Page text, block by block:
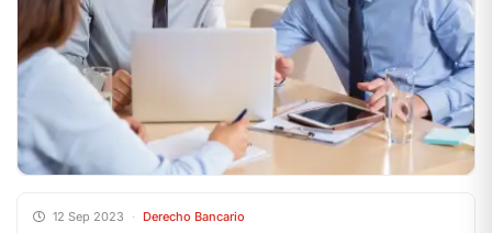
12 Sep 2023 · Derecho Bancario